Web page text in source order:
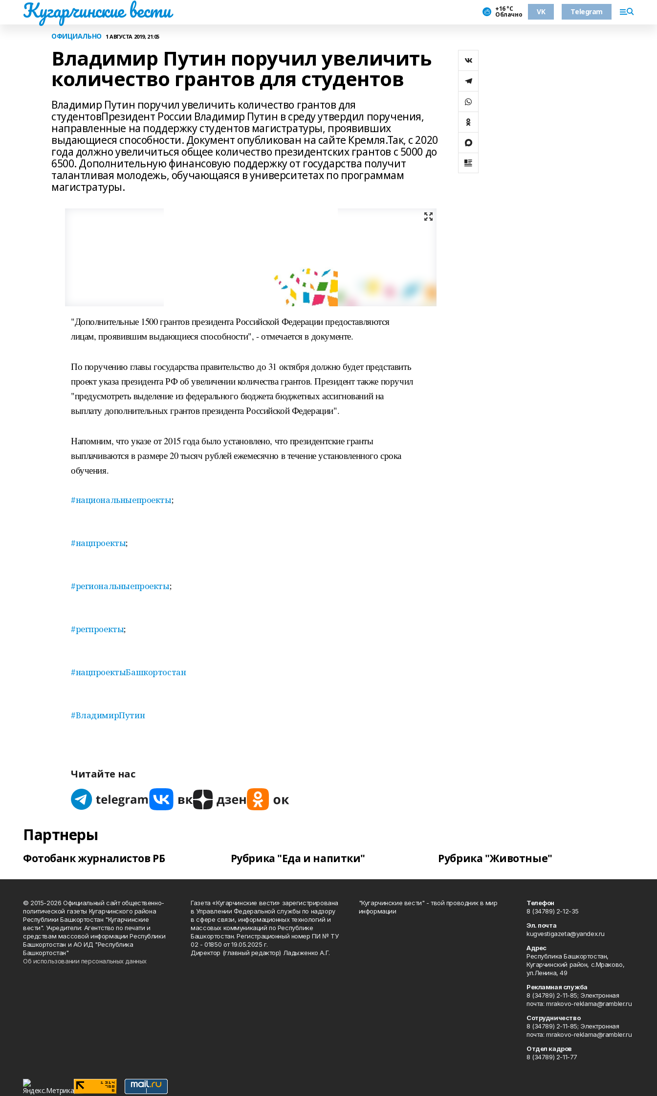
Кугарчинские вести +16 °С
Облачно VK Telegram
ОФИЦИАЛЬНО 1 АВГУСТА 2019, 21:05
Владимир Путин поручил увеличить
количество грантов для студентов
Владимир Путин поручил увеличить количество грантов для
студентовПрезидент России Владимир Путин в среду утвердил поручения,
направленные на поддержку студентов магистратуры, проявивших
выдающиеся способности. Документ опубликован на сайте Кремля.Так, с 2020
года должно увеличиться общее количество президентских грантов с 5000 до
6500. Дополнительную финансовую поддержку от государства получит
талантливая молодежь, обучающаяся в университетах по программам
магистратуры.
"Дополнительные 1500 грантов президента Российской Федерации предоставляются
лицам, проявившим выдающиеся способности", - отмечается в документе.
По поручению главы государства правительство до 31 октября должно будет представить
проект указа президента РФ об увеличении количества грантов. Президент также поручил
"предусмотреть выделение из федерального бюджета бюджетных ассигнований на
выплату дополнительных грантов президента Российской Федерации".
Напомним, что указе от 2015 года было установлено, что президентские гранты
выплачиваются в размере 20 тысяч рублей ежемесячно в течение установленного срока
обучения.
#национальныепроекты;
#нацпроекты;
#региональныепроекты;
#регпроекты;
#нацпроектыБашкортостан
#ВладимирПутин
Читайте нас
Партнеры
Фотобанк журналистов РБ Рубрика "Еда и напитки" Рубрика "Животные"
© 2015-2026 Официальный сайт общественно-
политической газеты Кугарчинского района
Республики Башкортостан "Кугарчинские
вести". Учредители: Агентство по печати и
средствам массовой информации Республики
Башкортостан и АО ИД "Республика
Башкортостан"
Об использовании персональных данных
Газета «Кугарчинские вести» зарегистрирована
в Управлении Федеральной службы по надзору
в сфере связи, информационных технологий и
массовых коммуникаций по Республике
Башкортостан. Регистрационный номер ПИ № ТУ
02 - 01850 от 19.05.2025 г.
Директор (главный редактор) Ладыженко А.Г.
"Кугарчинские вести" - твой проводник в мир
информации
Телефон
8 (34789) 2-12-35
Эл. почта
kugvestigazeta@yandex.ru
Адрес
Республика Башкортостан,
Кугарчинский район, с.Мраково,
ул.Ленина, 49
Рекламная служба
8 (34789) 2-11-85; Электронная
почта: mrakovo-reklama@rambler.ru
Сотрудничество
8 (34789) 2-11-85; Электронная
почта: mrakovo-reklama@rambler.ru
Отдел кадров
8 (34789) 2-11-77